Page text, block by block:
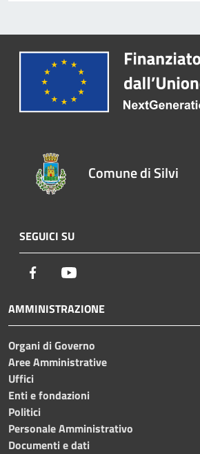
Comune di Silvi
SEGUICI SU
Facebook
AMMINISTRAZIONE
Organi di Governo
Aree Amministrative
Uffici
Enti e fondazioni
Politici
Personale Amministrativo
Documenti e dati